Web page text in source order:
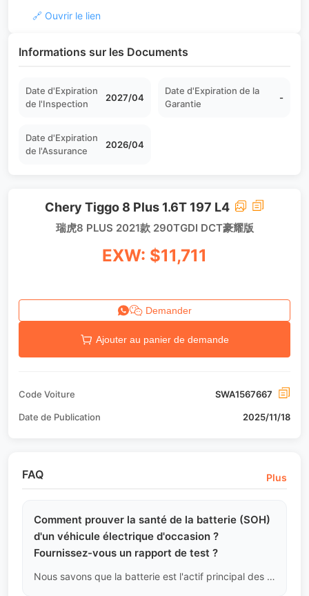
🔗 Ouvrir le lien
Informations sur les Documents
Date d'Expiration
de l'Inspection
2027/04
Date d'Expiration de la
Garantie
-
Date d'Expiration
de l'Assurance
2026/04
Chery Tiggo 8 Plus 1.6T 197 L4
瑞虎8 PLUS 2021款 290TGDI DCT豪耀版
EXW: $11,711
Demander
Ajouter au panier de demande
Code Voiture SWA1567667
Date de Publication 2025/11/18
FAQ Plus
Comment prouver la santé de la batterie (SOH)
d'un véhicule électrique d'occasion ?
Fournissez-vous un rapport de test ?
Nous savons que la batterie est l'actif principal des VE. Avant l'exportation, notre équipe technique utilise des équipements de diagnostic OBD pour lire les données du système de gestion de la batterie (BMS). Nous vous fournirons un rapport technique incluant le pourcentage de santé de la batterie (SOH), la différence de pression des cellules, le nombre de cycles de charge et décharge, et d'autres indicateurs clés. Si le SOH est inférieur à notre norme de sécurité d'exportation (généralement plus de 80 %, selon l'âge du véhicule), le véhicule sera intercepté et ne sera pas expédié à l'étranger.